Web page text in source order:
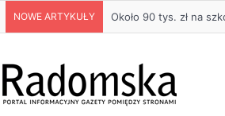
NOWE ARTYKUŁY Około 90 tys. zł na